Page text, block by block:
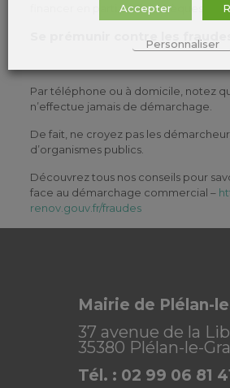
financer en parti par les chèques
Se prémunir contre les fraudes
Par téléphone ou à domicile, notez
n’effectue jamais de démarchage.
De fait, ne croyez pas les
d’organismes publics.
Découvrez tous nos conseils pour
face au démarchage commercial –
renov.gouv.fr/fraudes
Mairie de Plélan-
37 avenue de la
35380 Plélan-le-
Tél. : 02 99 06 81
Accepter
Personnaliser